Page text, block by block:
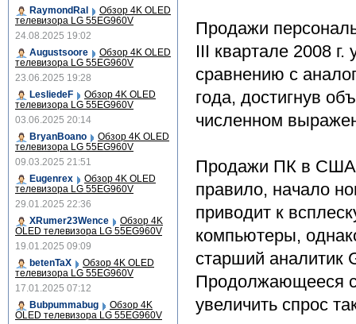
Продажи
III квартале 2008
сравнению с
года, достигнув
численном
Продажи ПК в США
правило, начало
приводит к
компьютеры,
старший аналитик
Продолжающееся
увеличить спрос
RaymondRal
Обзор 4K OLED
телевизора LG 55EG960V
24.08.2025 19:02
Augustsoore
Обзор 4K OLED
телевизора LG 55EG960V
23.06.2025 19:28
LesliedeF
Обзор 4K OLED
телевизора LG 55EG960V
03.06.2025 20:14
BryanBoano
Обзор 4K OLED
телевизора LG 55EG960V
09.03.2025 21:51
Eugenrex
Обзор 4K OLED
телевизора LG 55EG960V
29.01.2025 22:36
XRumer23Wence
Обзор 4K
OLED телевизора LG 55EG960V
19.01.2025 09:09
betenTaX
Обзор 4K OLED
телевизора LG 55EG960V
17.01.2025 07:12
Bubpummabug
Обзор 4K
OLED телевизора LG 55EG960V